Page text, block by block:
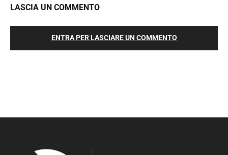
LASCIA UN COMMENTO
ENTRA PER LASCIARE UN COMMENTO